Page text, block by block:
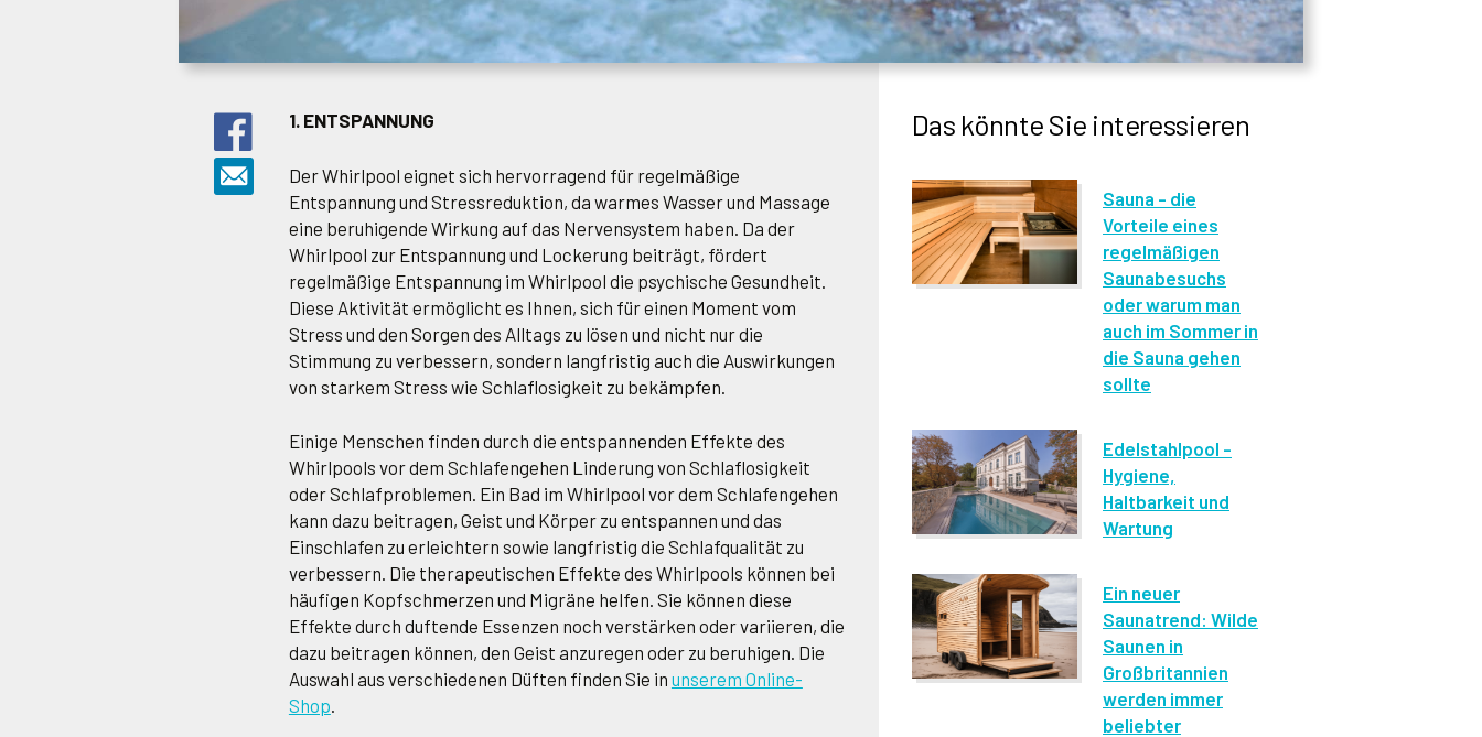
1. ENTSPANNUNG
Der Whirlpool eignet sich hervorragend für regelmäßige
Entspannung und Stressreduktion, da warmes Wasser und Massage
eine beruhigende Wirkung auf das Nervensystem haben. Da der
Whirlpool zur Entspannung und Lockerung beiträgt, fördert
regelmäßige Entspannung im Whirlpool die psychische Gesundheit.
Diese Aktivität ermöglicht es Ihnen, sich für einen Moment vom
Stress und den Sorgen des Alltags zu lösen und nicht nur die
Stimmung zu verbessern, sondern langfristig auch die Auswirkungen
von starkem Stress wie Schlaflosigkeit zu bekämpfen.
Einige Menschen finden durch die entspannenden Effekte des
Whirlpools vor dem Schlafengehen Linderung von Schlaflosigkeit
oder Schlafproblemen. Ein Bad im Whirlpool vor dem Schlafengehen
kann dazu beitragen, Geist und Körper zu entspannen und das
Einschlafen zu erleichtern sowie langfristig die Schlafqualität zu
verbessern. Die therapeutischen Effekte des Whirlpools können bei
häufigen Kopfschmerzen und Migräne helfen. Sie können diese
Effekte durch duftende Essenzen noch verstärken oder variieren, die
dazu beitragen können, den Geist anzuregen oder zu beruhigen. Die
Auswahl aus verschiedenen Düften finden Sie in unserem Online-
Shop.
Das könnte Sie interessieren
Sauna - die
Vorteile eines
regelmäßigen
Saunabesuchs
oder warum man
auch im Sommer in
die Sauna gehen
sollte
Edelstahlpool -
Hygiene,
Haltbarkeit und
Wartung
Ein neuer
Saunatrend: Wilde
Saunen in
Großbritannien
werden immer
beliebter